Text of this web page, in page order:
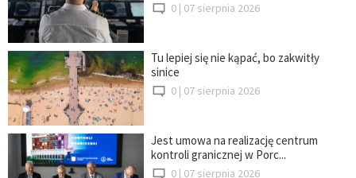
0 | 07 sierpnia 2026
Tu lepiej się nie kąpać, bo zakwitły
sinice
0 | 07 sierpnia 2026
Jest umowa na realizację centrum
kontroli granicznej w Porc...
0 | 07 sierpnia 2026